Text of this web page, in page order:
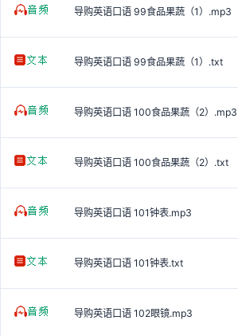
导购英语口语 99食品果蔬（1）.mp3
导购英语口语 99食品果蔬（1）.txt
导购英语口语 100食品果蔬（2）.mp3
导购英语口语 100食品果蔬（2）.txt
导购英语口语 101钟表.mp3
导购英语口语 101钟表.txt
导购英语口语 102眼镜.mp3